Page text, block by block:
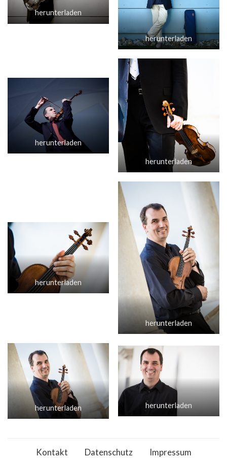
herunterladen
herunterladen
herunterladen
herunterladen
herunterladen
herunterladen
herunterladen herunterladen
Kontakt Datenschutz Impressum